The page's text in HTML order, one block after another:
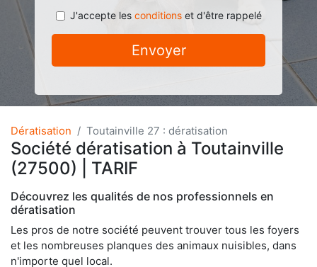
J'accepte les conditionset d'être rappelé
Envoyer
Dératisation Toutainville 27 : dératisation
Société dératisation à Toutainville
(27500) | TARIF
Découvrez les qualités de nos professionnels en
dératisation
Les pros de notre société peuvent trouver tous les foyers
et les nombreuses planques des animaux nuisibles, dans
n'importe quel local.